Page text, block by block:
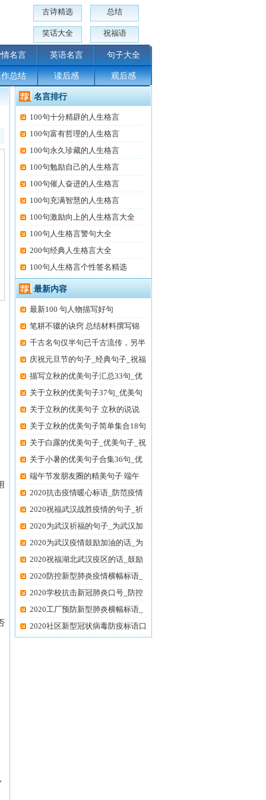
古诗精选 总结
笑话大全 祝福语
名言 英语名言 句子大全
总结 读后感 观后感
名言排行
100句十分精辟的人生格言
100句富有哲理的人生格言
100句永久珍藏的人生格言
100句勉励自己的人生格言
100句催人奋进的人生格言
100句充满智慧的人生格言
100句激励向上的人生格言大全
100句人生格言警句大全
200句经典人生格言大全
100句人生格言个性签名精选
最新内容
最新100 句人物描写好句
笔耕不辍的诀窍 总结材料撰写锦
千古名句仅半句已千古流传，另半
庆祝元旦节的句子_经典句子_祝福
描写立秋的优美句子汇总33句_优
美 关于立秋的优美句子37句_优美句
子 关于立秋的优美句子 立秋的说说
发 关于立秋的优美句子简单集合18句
关于白露的优美句子_优美句子_祝
关于小暑的优美句子合集36句_优
美 端午节发朋友圈的精美句子 端午
节 2020抗击疫情暖心标语_防范疫情
打 2020祝福武汉战胜疫情的句子_祈
祷 2020为武汉祈福的句子_为武汉加
油 2020为武汉疫情鼓励加油的话_为
武 2020祝福湖北武汉疫区的话_鼓励
武 2020防控新型肺炎疫情横幅标语_
抗 2020学校抗击新冠肺炎口号_防控
新 2020工厂预防新型肺炎横幅标语_
企 2020社区新型冠状病毒防疫标语口